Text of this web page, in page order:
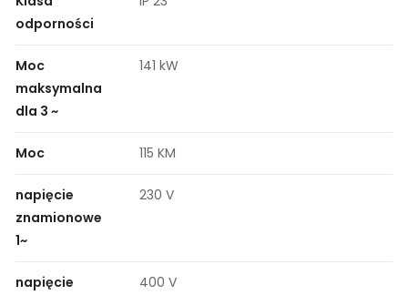
odporności
Moc
maksymalna
dla 3 ~
141 kW
Moc 115 KM
napięcie
znamionowe
1~
230 V
napięcie
400 V